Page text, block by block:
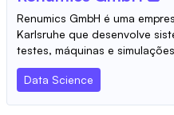
Renumics GmbH é uma
Karlsruhe que desenvolve
testes, máquinas e
Data Science